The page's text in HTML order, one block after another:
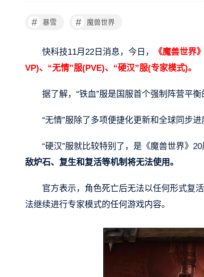
# 暴雪 # 魔兽世界
快科技11月22日消息，今日，
《魔兽世界
VP)、“无情”服(PVE)、“硬汉”服(专家模式)。
据了解，“铁血”服是国服首个强制阵营平
“无情”服除了多项便捷化更新和全球同步
“硬汉”服就比较特别了，是《魔兽世界》
敌炉石、复生和复活等机制将无法使用。
官方表示，角色死亡后无法以任何形式复
法继续进行专家模式的任何游戏内容。